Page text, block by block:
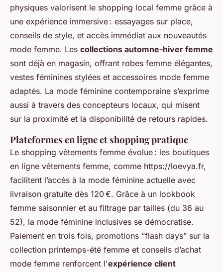
physiques valorisent le shopping local femme grâce à
une expérience immersive : essayages sur place,
conseils de style, et accès immédiat aux nouveautés
mode femme. Les collections automne-hiver femme
sont déjà en magasin, offrant robes femme élégantes,
vestes féminines stylées et accessoires mode femme
adaptés. La mode féminine contemporaine s’exprime
aussi à travers des concepteurs locaux, qui misent
sur la proximité et la disponibilité de retours rapides.
Plateformes en ligne et shopping pratique
Le shopping vêtements femme évolue : les boutiques
en ligne vêtements femme, comme https://loevya.fr,
facilitent l’accès à la mode féminine actuelle avec
livraison gratuite dès 120 €. Grâce à un lookbook
femme saisonnier et au filtrage par tailles (du 36 au
52), la mode féminine inclusives se démocratise.
Paiement en trois fois, promotions “flash days” sur la
collection printemps-été femme et conseils d’achat
mode femme renforcent l'expérience client